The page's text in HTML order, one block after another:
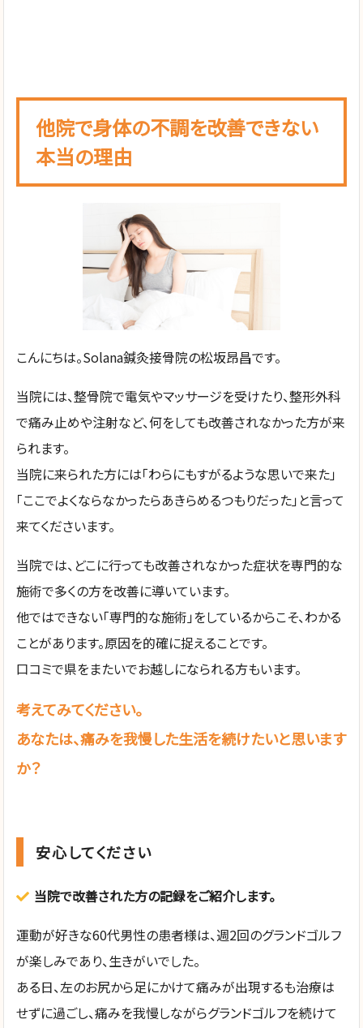
他院で身体の不調を改善できない
本当の理由
こんにちは。Solana鍼灸接骨院の松坂昂昌です。
当院には、整骨院で電気やマッサージを受けたり、整形外科
で痛み止めや注射など、何をしても改善されなかった方が来
られます。
当院に来られた方には「わらにもすがるような思いで来た」
「ここでよくならなかったらあきらめるつもりだった」と言って
来てくださいます。
当院では、どこに行っても改善されなかった症状を専門的な
施術で多くの方を改善に導いています。
他ではできない「専門的な施術」をしているからこそ、わかる
ことがあります。原因を的確に捉えることです。
口コミで県をまたいでお越しになられる方もいます。
考えてみてください。
あなたは、痛みを我慢した生活を続けたいと思います
か？
安心してください
当院で改善された方の記録をご紹介します。
運動が好きな60代男性の患者様は、週2回のグランドゴルフ
が楽しみであり、生きがいでした。
ある日、左のお尻から足にかけて痛みが出現するも治療は
せずに過ごし、痛みを我慢しながらグランドゴルフを続けて